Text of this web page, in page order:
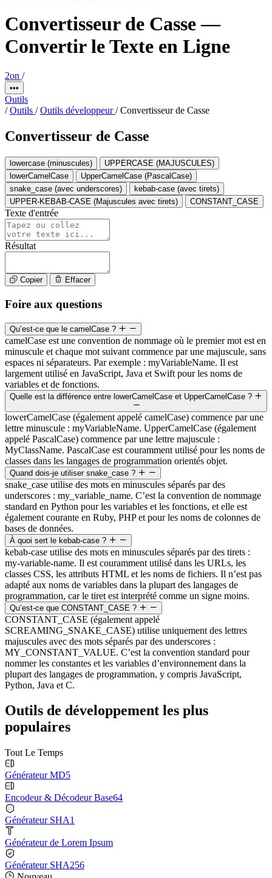
Convertisseur de Casse —
Convertir le Texte en Ligne
2on /
•••
Outils
/ Outils / Outils développeur/ Convertisseur de Casse
Convertisseur de Casse
lowercase (minuscules)
UPPERCASE (MAJUSCULES)
lowerCamelCase
UpperCamelCase (PascalCase)
snake_case (avec underscores)
kebab-case (avec tirets)
UPPER-KEBAB-CASE (Majuscules avec tirets)
CONSTANT_CASE
Texte d'entrée
Résultat
Copier Effacer
Foire aux questions
Qu’est-ce que le camelCase ?
camelCase est une convention de nommage où le premier mot est en
minuscule et chaque mot suivant commence par une majuscule, sans
espaces ni séparateurs. Par exemple : myVariableName. Il est
largement utilisé en JavaScript, Java et Swift pour les noms de
variables et de fonctions.
Quelle est la différence entre lowerCamelCase et UpperCamelCase ?
lowerCamelCase (également appelé camelCase) commence par une
lettre minuscule : myVariableName. UpperCamelCase (également
appelé PascalCase) commence par une lettre majuscule :
MyClassName. PascalCase est couramment utilisé pour les noms de
classes dans les langages de programmation orientés objet.
Quand dois-je utiliser snake_case ?
snake_case utilise des mots en minuscules séparés par des
underscores : my_variable_name. C’est la convention de nommage
standard en Python pour les variables et les fonctions, et elle est
également courante en Ruby, PHP et pour les noms de colonnes de
bases de données.
À quoi sert le kebab-case ?
kebab-case utilise des mots en minuscules séparés par des tirets :
my-variable-name. Il est couramment utilisé dans les URLs, les
classes CSS, les attributs HTML et les noms de fichiers. Il n’est pas
adapté aux noms de variables dans la plupart des langages de
programmation, car le tiret est interprété comme un signe moins.
Qu’est-ce que CONSTANT_CASE ?
CONSTANT_CASE (également appelé
SCREAMING_SNAKE_CASE) utilise uniquement des lettres
majuscules avec des mots séparés par des underscores :
MY_CONSTANT_VALUE. C’est la convention standard pour
nommer les constantes et les variables d’environnement dans la
plupart des langages de programmation, y compris JavaScript,
Python, Java et C.
Outils de développement les plus
populaires
Tout Le Temps
Générateur MD5
Encodeur & Décodeur Base64
Générateur SHA1
Générateur de Lorem Ipsum
Générateur SHA256